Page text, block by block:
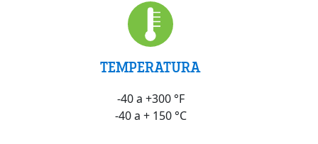
TEMPERATURA
-40 a +300 °F
-40 a + 150 °C